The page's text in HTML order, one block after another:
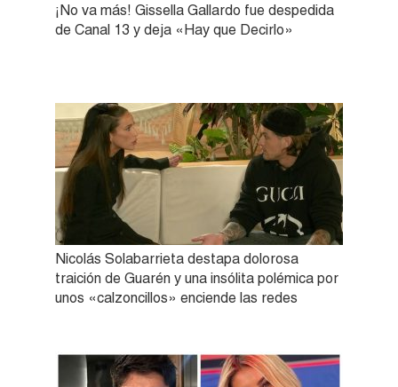
¡No va más! Gissella Gallardo fue despedida
de Canal 13 y deja «Hay que Decirlo»
Nicolás Solabarrieta destapa dolorosa
traición de Guarén y una insólita polémica por
unos «calzoncillos» enciende las redes